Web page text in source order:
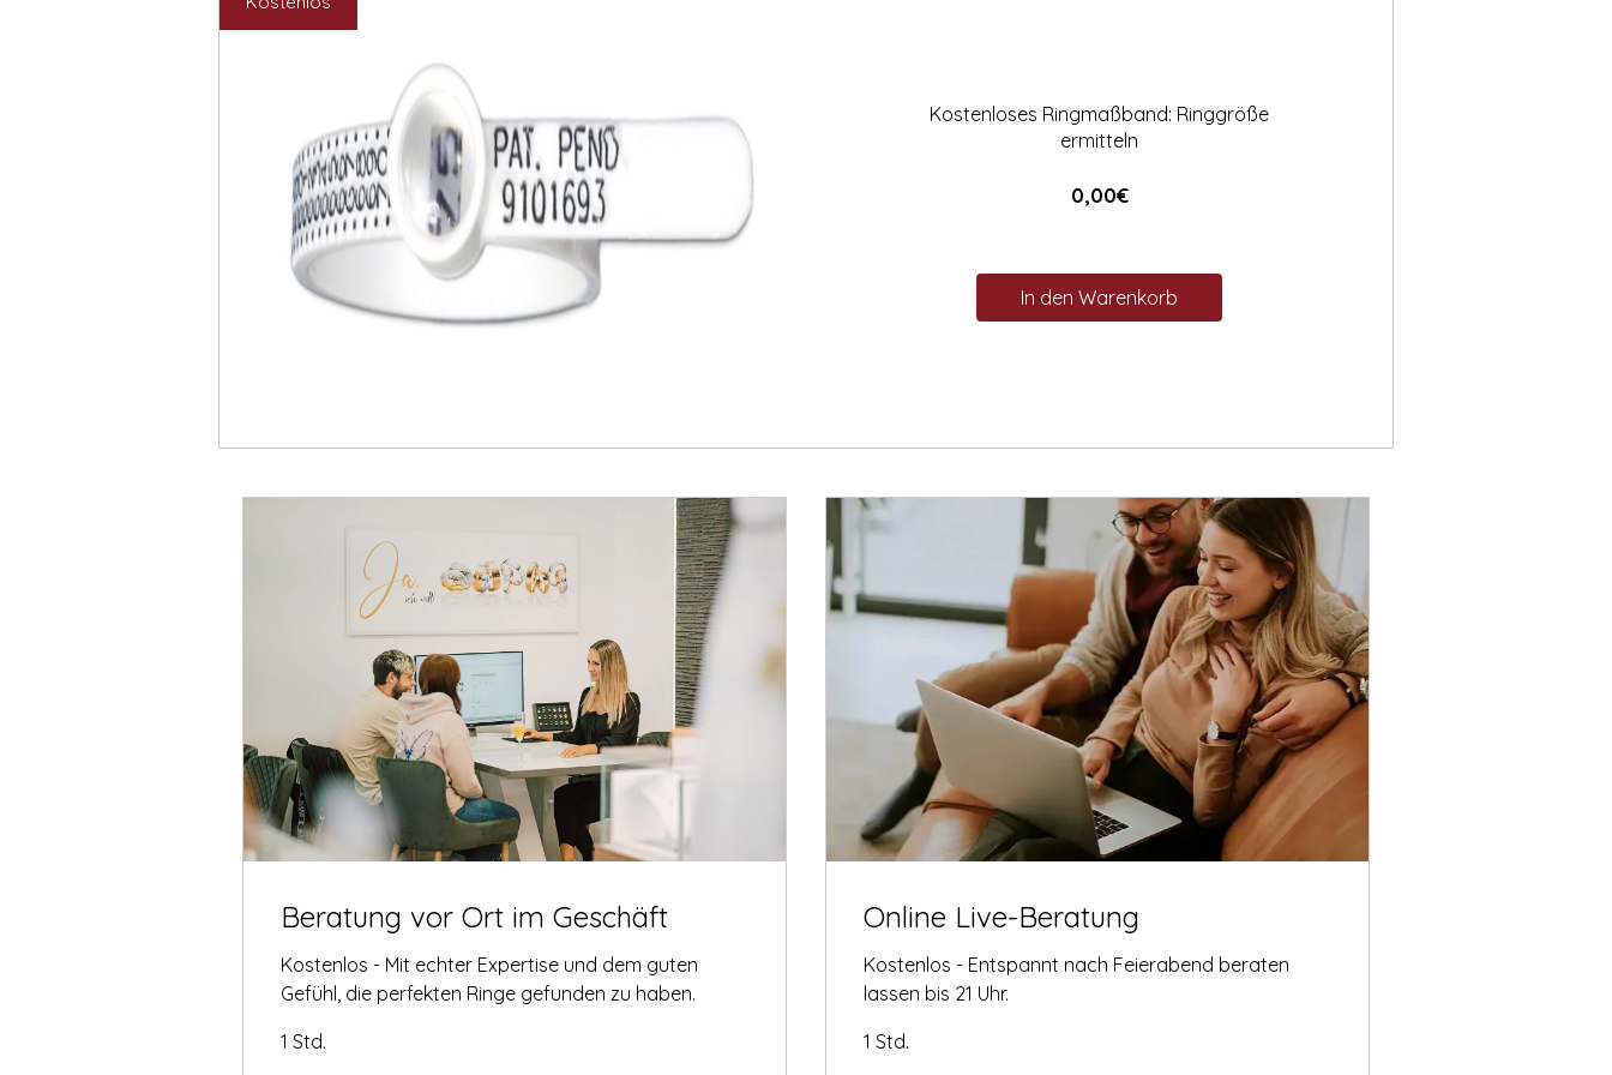
Kostenloses Ringmaßband: Ringgröße
ermitteln
0,00€Preis
In den Warenkorb
Beratung vor Ort im Geschäft
Kostenlos - Mit echter Expertise und dem guten
Gefühl, die perfekten Ringe gefunden zu haben.
1 Std.
Online Live-Beratung
Kostenlos - Entspannt nach Feierabend beraten
lassen bis 21 Uhr.
1 Std.